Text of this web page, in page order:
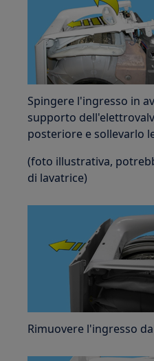
Spingere l'ingresso in
supporto
posteriore e sollevarlo
(foto illustrativa,
di lavatrice)
Rimuovere l'ingresso